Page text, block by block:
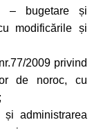
– bugetare și
modificările și
2009 privind
de noroc, cu
și administrarea